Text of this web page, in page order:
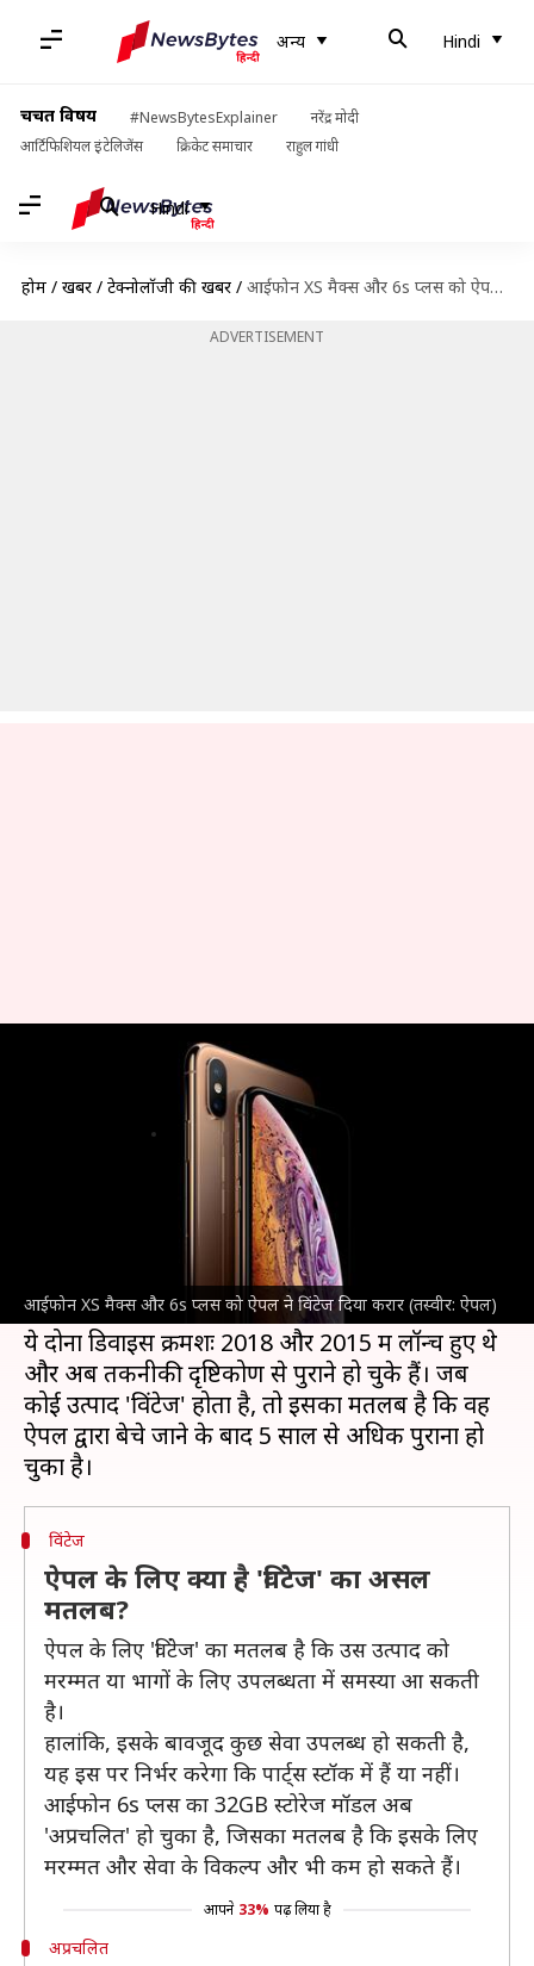
अन्य Hindi
चर्चित विषय #NewsBytesExplainer
नरेंद्र मोदी
आर्टिफिशियल इंटेलिजेंस
क्रिकेट समाचार राहुल गांधी
Hindi
होम / खबरें / टेक्नोलॉजी की खबरें / आईफोन XS मैक्स और 6s प्लस को ऐपल ने विंटेज दिया करार
ADVERTISEMENT
आईफोन XS मैक्स और 6s प्लस को ऐपल ने विंटेज दिया करार (तस्वीर: ऐपल)
आईफोन XS मैक्स और 6s प्लस को
ऐपल ने विंटेज दिया करार
Nov 19, 2024 03:19 pm
ने अपने पुराने उत्पादों की सूची को अपडेट किया है
और अब आईफोन XS मैक्स और आईफोन 6s प्लस को
'विंटेज' करार दिया है।
ये दोनों डिवाइस क्रमशः 2018 और 2015 में लॉन्च हुए थे
और अब तकनीकी दृष्टिकोण से पुराने हो चुके हैं। जब
कोई उत्पाद 'विंटेज' होता है, तो इसका मतलब है कि वह
ऐपल द्वारा बेचे जाने के बाद 5 साल से अधिक पुराना हो
विंटेज
ऐपल के लिए क्या है 'विंटेज' का असल
मतलब?
ऐपल के लिए 'विंटेज' का मतलब है कि उस उत्पाद को
मरम्मत या भागों के लिए उपलब्धता में समस्या आ सकती
है।
हालांकि, इसके बावजूद कुछ सेवा उपलब्ध हो सकती है,
यह इस पर निर्भर करेगा कि पार्ट्स स्टॉक में हैं या नहीं।
आईफोन 6s प्लस का 32GB स्टोरेज मॉडल अब
'अप्रचलित' हो चुका है, जिसका मतलब है कि इसके लिए
मरम्मत और सेवा के विकल्प और भी कम हो सकते हैं।
आपने 33% पढ़ लिया है
अप्रचलित